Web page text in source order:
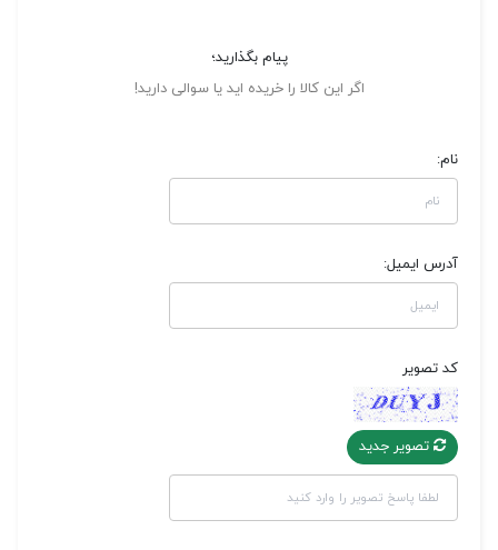
پیام بگذارید؛
اگر این کالا را خریده اید یا سوالی دارید!
نام:
آدرس ایمیل:
کد تصویر
تصویر جدید